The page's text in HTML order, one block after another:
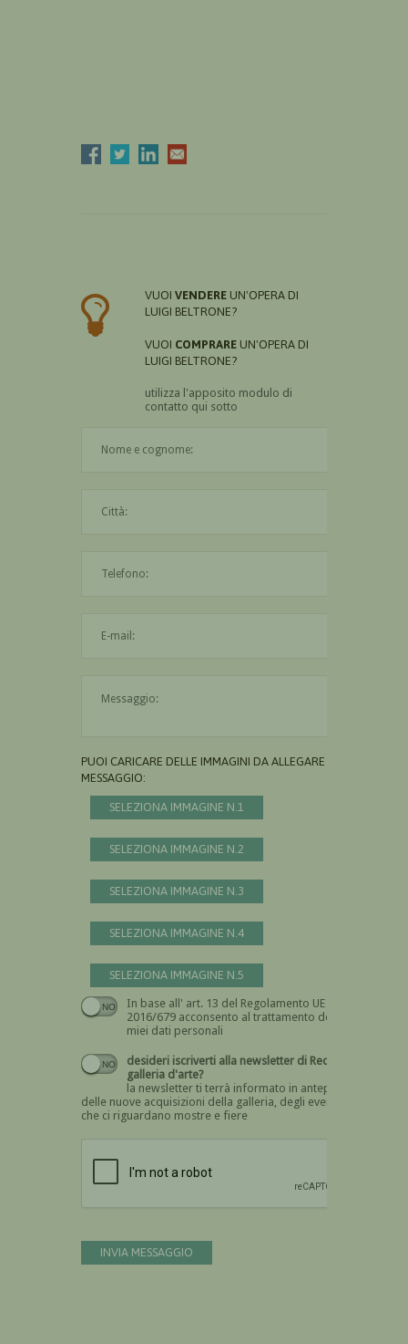
VUOI VENDERE UN'OPERA DI
LUIGI BELTRONE?
VUOI COMPRARE UN'OPERA DI
LUIGI BELTRONE?
utilizza l'apposito modulo di
contatto qui sotto
PUOI CARICARE DELLE IMMAGINI DA ALLEGARE AL
MESSAGGIO:
SELEZIONA IMMAGINE N.1
SELEZIONA IMMAGINE N.2
SELEZIONA IMMAGINE N.3
SELEZIONA IMMAGINE N.4
SELEZIONA IMMAGINE N.5
In base all' art. 13 del Regolamento UE n.
2016/679 acconsento al trattamento dei
miei dati personali
Devi dare il consenso
desideri iscriverti alla newsletter di Recta
galleria d'arte?
la newsletter ti terrà informato in anteprima
delle nuove acquisizioni della galleria, degli eventi
che ci riguardano mostre e fiere
INVIA MESSAGGIO